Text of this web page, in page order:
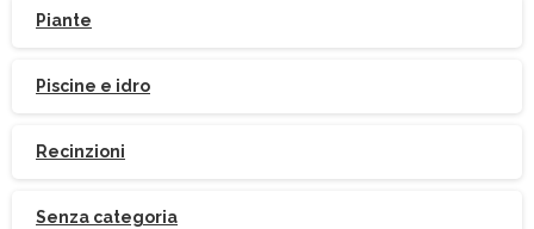
Piante
Piscine e idro
Recinzioni
Senza categoria